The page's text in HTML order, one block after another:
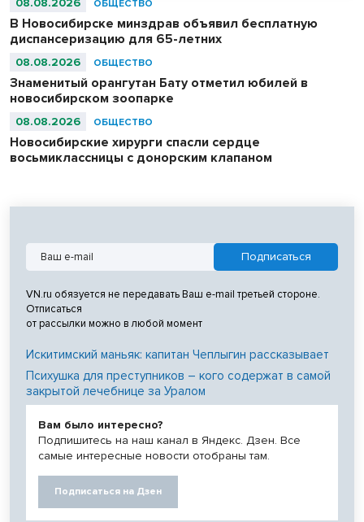
ОБЩЕСТВО
В Новосибирске минздрав объявил бесплатную
диспансеризацию для 65-летних
08.08.2026 ОБЩЕСТВО
Знаменитый орангутан Бату отметил юбилей в
новосибирском зоопарке
08.08.2026 ОБЩЕСТВО
Новосибирские хирурги спасли сердце
восьмиклассницы с донорским клапаном
VN.ru обязуется не передавать Ваш e-mail третьей стороне.
Отписаться
от рассылки можно в любой момент
Искитимский маньяк: капитан Чеплыгин рассказывает
Психушка для преступников – кого содержат в самой
закрытой лечебнице за Уралом
Вам было интересно?
Подпишитесь на наш канал в Яндекс. Дзен. Все
самые интересные новости отобраны там.
Подписаться на Дзен